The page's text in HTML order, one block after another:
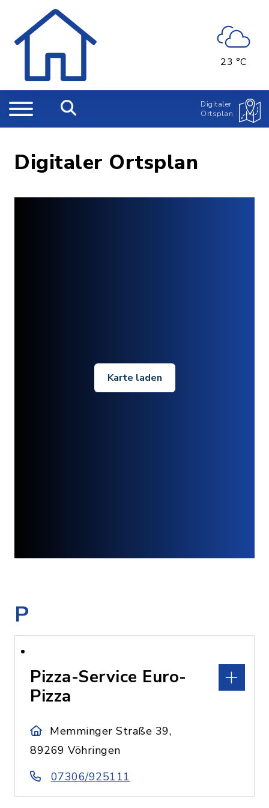
23 °C
Digitaler
Ortsplan
Digitaler Ortsplan
Karte laden
P
Pizza-Service Euro-
Pizza
Memminger Straße 39,
89269 Vöhringen
07306/925111